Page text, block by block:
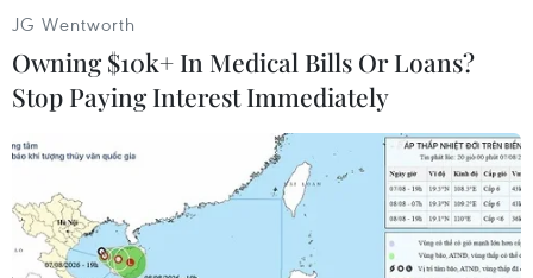
JG Wentworth
Owning $10k+ In Medical Bills Or Loans?
Stop Paying Interest Immediately